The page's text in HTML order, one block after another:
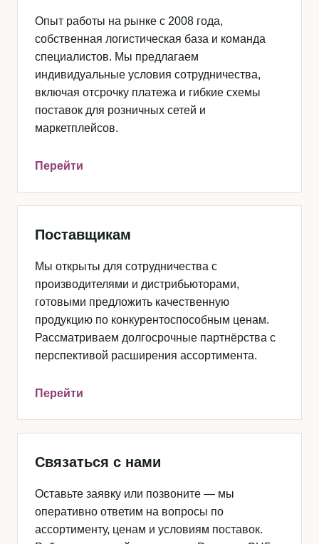
Опыт работы на рынке с 2008 года,
собственная логистическая база и команда
специалистов. Мы предлагаем
индивидуальные условия сотрудничества,
включая отсрочку платежа и гибкие схемы
поставок для розничных сетей и
маркетплейсов.
Перейти
Поставщикам
Мы открыты для сотрудничества с
производителями и дистрибьюторами,
готовыми предложить качественную
продукцию по конкурентоспособным ценам.
Рассматриваем долгосрочные партнёрства с
перспективой расширения ассортимента.
Перейти
Связаться с нами
Оставьте заявку или позвоните — мы
оперативно ответим на вопросы по
ассортименту, ценам и условиям поставок.